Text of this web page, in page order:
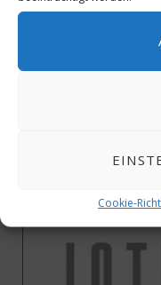
Cookie-
40 Jahre